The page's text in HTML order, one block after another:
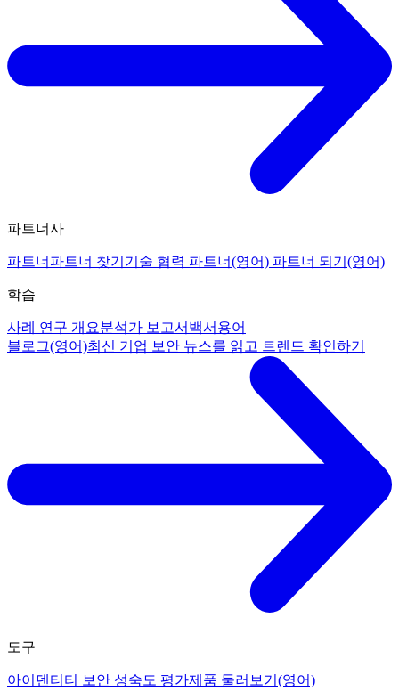
파트너사
파트너 파트너 찾기 기술 협력 파트너(영어) 파트너 되기(영어)
학습
사례 연구 개요분석가 보고서 백서 용어
블로그(영어)최신 기업 보안 뉴스를 읽고 트렌드 확인하기
도구
아이덴티티 보안 성숙도 평가제품 둘러보기(영어)